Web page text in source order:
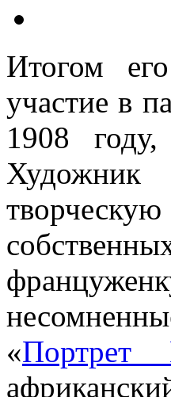
Итогом
участие в
1908
Художник
«